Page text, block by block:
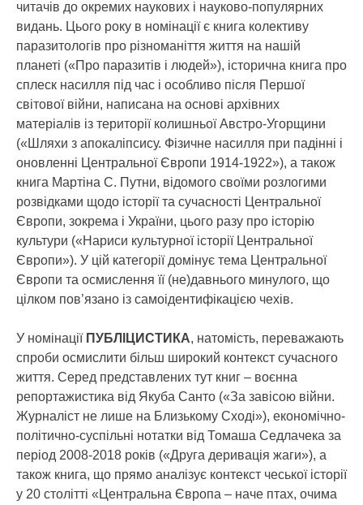
читачів до окремих наукових і науково-популярних
видань. Цього року в номінації є книга колективу
паразитологів про різноманіття життя на нашій
планеті («Про паразитів і людей»), історична книга про
сплеск насилля під час і особливо після Першої
світової війни, написана на основі архівних
матеріалів із території колишньої Австро-Угорщини
(«Шляхи з апокаліпсису. Фізичне насилля при падінні і
оновленні Центральної Європи 1914-1922»), а також
книга Мартіна С. Путни, відомого своїми розлогими
розвідками щодо історії та сучасності Центральної
Європи, зокрема і України, цього разу про історію
культури («Нариси культурної історії Центральної
Європи»). У цій категорії домінує тема Центральної
Європи та осмислення її (не)давнього минулого, що
цілком пов’язано із самоідентифікацією чехів.
У номінації ПУБЛІЦИСТИКА, натомість, переважають
спроби осмислити більш широкий контекст сучасного
життя. Серед представлених тут книг – воєнна
репортажистика від Якуба Санто («За завісою війни.
Журналіст не лише на Близькому Сході»), економічно-
політично-суспільні нотатки від Томаша Седлачека за
період 2008-2018 років («Друга деривація жаги»), а
також книга, що прямо аналізує контекст чеської історії
у 20 столітті «Центральна Європа – наче птах, очима